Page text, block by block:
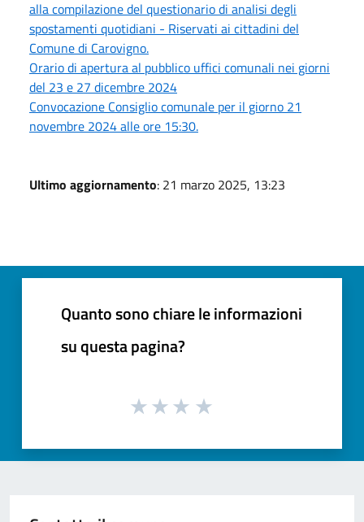
alla compilazione del questionario di analisi degli
spostamenti quotidiani - Riservati ai cittadini del
Comune di Carovigno.
Orario di apertura al pubblico uffici comunali nei giorni
del 23 e 27 dicembre 2024
Convocazione Consiglio comunale per il giorno 21
novembre 2024 alle ore 15:30.
Ultimo aggiornamento: 21 marzo 2025, 13:23
Quanto sono chiare le informazioni
su questa pagina?